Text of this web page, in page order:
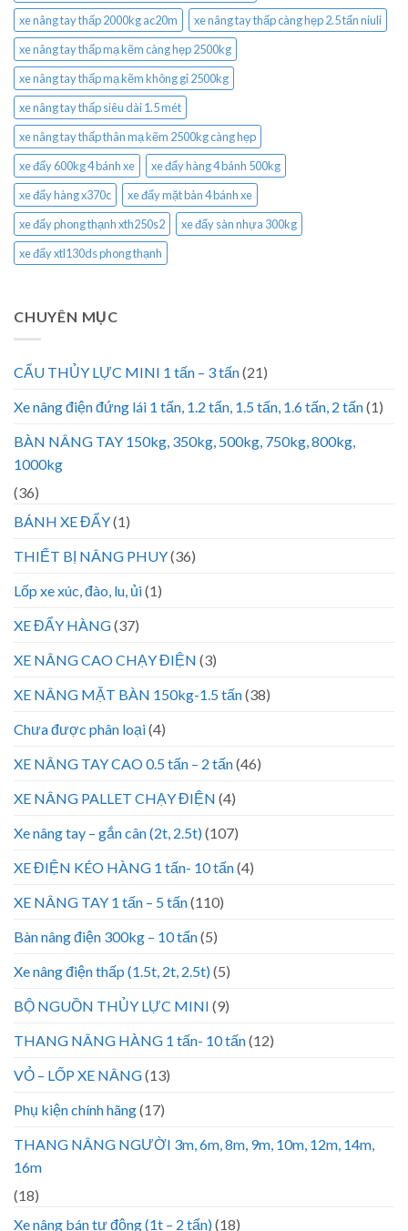
xe nâng tay thấp 2000kg ac20m
xe nâng tay thấp càng hẹp 2.5 tấn niuli
xe nâng tay thấp mạ kẽm càng hẹp 2500kg
xe nâng tay thấp mạ kẽm không gỉ 2500kg
xe nâng tay thấp siêu dài 1.5 mét
xe nâng tay thấp thân mạ kẽm 2500kg càng hẹp
xe đẩy 600kg 4 bánh xe
xe đẩy hàng 4 bánh 500kg
xe đẩy hàng x370c
xe đẩy mặt bàn 4 bánh xe
xe đẩy phong thạnh xth250s2
xe đẩy sàn nhựa 300kg
xe đẩy xtl130ds phong thạnh
CHUYÊN MỤC
CẨU THỦY LỰC MINI 1 tấn – 3 tấn(21)
Xe nâng điện đứng lái 1 tấn, 1.2 tấn, 1.5 tấn, 1.6 tấn, 2 tấn(1)
BÀN NÂNG TAY 150kg, 350kg, 500kg, 750kg, 800kg,
1000kg
(36)
BÁNH XE ĐẨY(1)
THIẾT BỊ NÂNG PHUY(36)
Lốp xe xúc, đào, lu, ủi(1)
XE ĐẨY HÀNG(37)
XE NÂNG CAO CHẠY ĐIỆN (3)
XE NÂNG MẶT BÀN 150kg-1.5 tấn(38)
Chưa được phân loại(4)
XE NÂNG TAY CAO 0.5 tấn – 2 tấn(46)
XE NÂNG PALLET CHẠY ĐIỆN (4)
Xe nâng tay – gắn cân (2t, 2.5t)(107)
XE ĐIỆN KÉO HÀNG 1 tấn- 10 tấn(4)
XE NÂNG TAY 1 tấn – 5 tấn(110)
Bàn nâng điện 300kg – 10 tấn(5)
Xe nâng điện thấp (1.5t, 2t, 2.5t)(5)
BỘ NGUỒN THỦY LỰC MINI (9)
THANG NÂNG HÀNG 1 tấn- 10 tấn(12)
VỎ – LỐP XE NÂNG(13)
Phụ kiện chính hãng(17)
THANG NÂNG NGƯỜI 3m, 6m, 8m, 9m, 10m, 12m, 14m,
16m
(18)
Xe nâng bán tự động (1t – 2 tấn)(18)